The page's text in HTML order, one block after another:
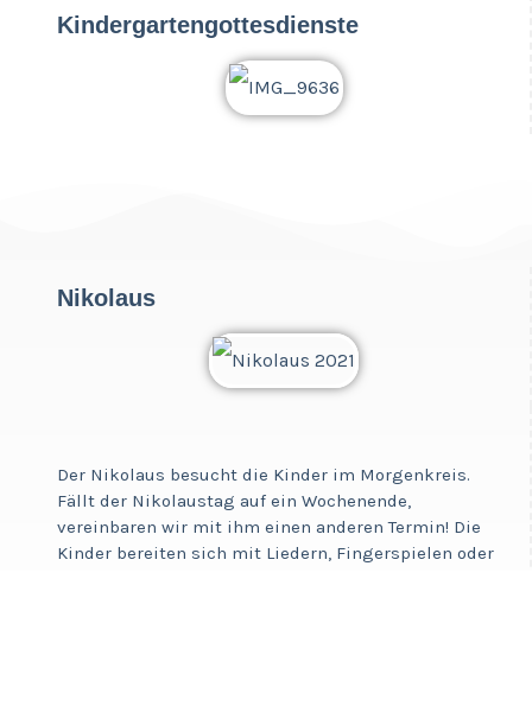
Kindergartengottesdienste
Der Nikolaus besucht die Kinder im Morgenkreis.
Fällt der Nikolaustag auf ein Wochenende,
vereinbaren wir mit ihm einen anderen Termin! Die
Kinder bereiten sich mit Liedern, Fingerspielen oder
Nikolaus